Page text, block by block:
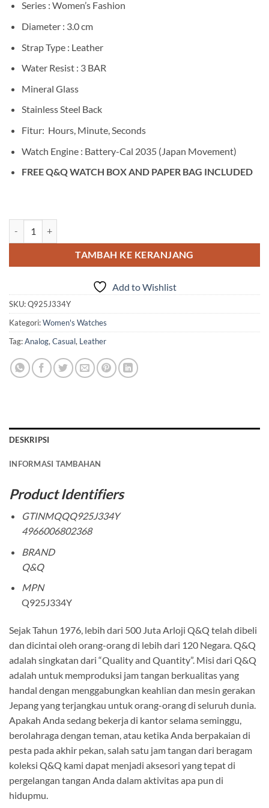
Series : Women’s Fashion
Diameter : 3.0 cm
Strap Type : Leather
Water Resist : 3 BAR
Mineral Glass
Stainless Steel Back
Fitur: Hours, Minute, Seconds
Watch Engine : Battery-Cal 2035 (Japan Movement)
FREE Q&Q WATCH BOX AND PAPER BAG INCLUDED
TAMBAH KE KERANJANG
Add to Wishlist
SKU:Q925J334Y
Kategori:Women's Watches
Tag:Analog, Casual, Leather
DESKRIPSI
INFORMASI TAMBAHAN
Product Identifiers
GTINMQQQ925J334Y
4966006802368
BRAND
Q&Q
MPN
Q925J334Y
Sejak Tahun 1976, lebih dari 500 Juta Arloji Q&Q telah dibeli
dan dicintai oleh orang-orang di lebih dari 120 Negara. Q&Q
adalah singkatan dari “Quality and Quantity”. Misi dari Q&Q
adalah untuk memproduksi jam tangan berkualitas yang
handal dengan menggabungkan keahlian dan mesin gerakan
Jepang yang terjangkau untuk orang-orang di seluruh dunia.
Apakah Anda sedang bekerja di kantor selama seminggu,
berolahraga dengan teman, atau ketika Anda berpakaian di
pesta pada akhir pekan, salah satu jam tangan dari beragam
koleksi Q&Q kami dapat menjadi aksesori yang tepat di
pergelangan tangan Anda dalam aktivitas apa pun di
hidupmu.